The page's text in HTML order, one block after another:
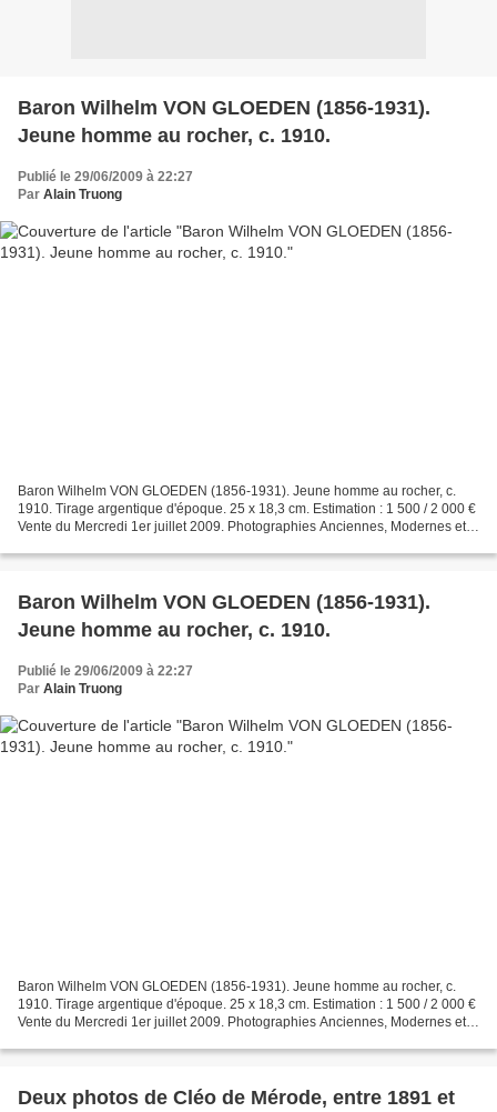
Baron Wilhelm VON GLOEDEN (1856-1931).
Jeune homme au rocher, c. 1910.
Publié le 29/06/2009 à 22:27
Par Alain Truong
Baron Wilhelm VON GLOEDEN (1856-1931). Jeune homme au rocher, c.
1910. Tirage argentique d'époque. 25 x 18,3 cm. Estimation : 1 500 / 2 000 €
Vente du Mercredi 1er juillet 2009. Photographies Anciennes, Modernes et
Baron Wilhelm VON GLOEDEN (1856-1931).
Jeune homme au rocher, c. 1910.
Publié le 29/06/2009 à 22:27
Par Alain Truong
Baron Wilhelm VON GLOEDEN (1856-1931). Jeune homme au rocher, c.
1910. Tirage argentique d'époque. 25 x 18,3 cm. Estimation : 1 500 / 2 000 €
Vente du Mercredi 1er juillet 2009. Photographies Anciennes, Modernes et
Deux photos de Cléo de Mérode, entre 1891 et